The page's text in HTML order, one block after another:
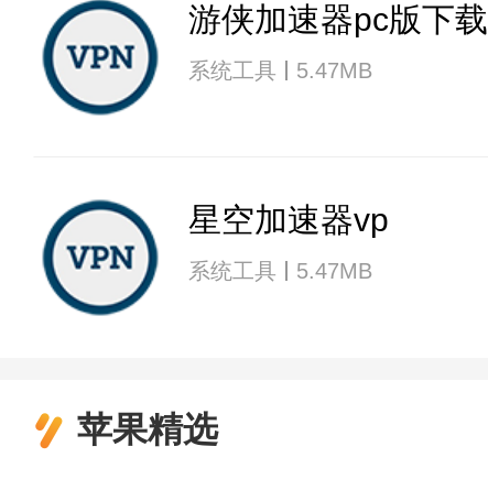
游侠加速器pc版下载
系统工具 5.47MB
星空加速器vp
系统工具 5.47MB
苹果精选